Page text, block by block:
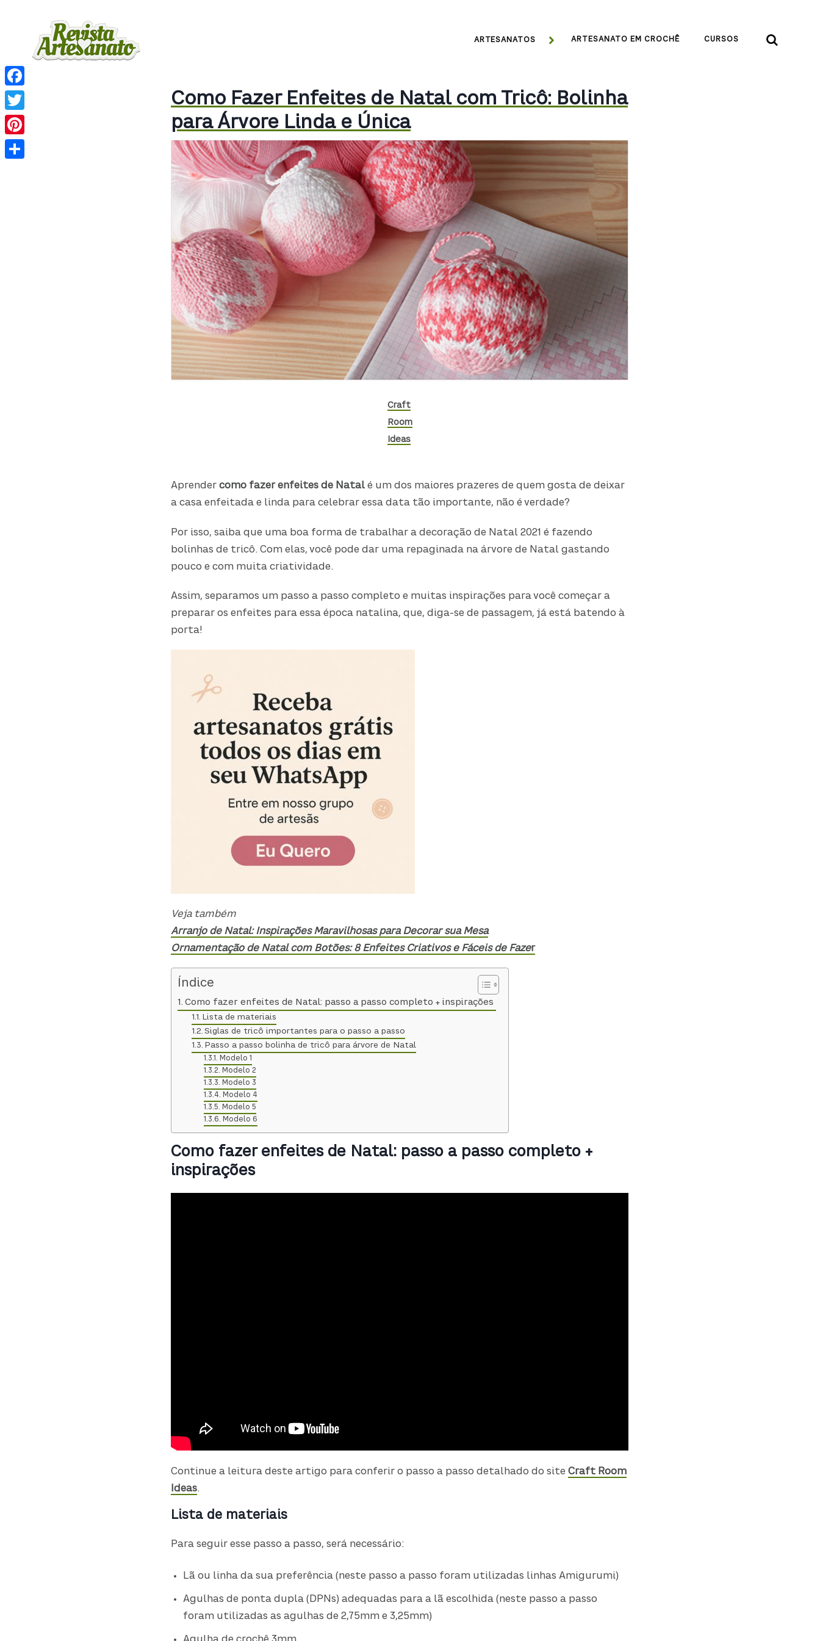
ARTESANATOS  ARTESANATO EM CROCHÊ CURSOS 
Como Fazer Enfeites de Natal com Tricô: Bolinha
para Árvore Linda e Única
Craft
Room
Ideas
Aprender como fazer enfeites de Natal é um dos maiores prazeres de quem gosta de deixar
a casa enfeitada e linda para celebrar essa data tão importante, não é verdade?
Por isso, saiba que uma boa forma de trabalhar a decoração de Natal 2021 é fazendo
bolinhas de tricô. Com elas, você pode dar uma repaginada na árvore de Natal gastando
pouco e com muita criatividade.
Assim, separamos um passo a passo completo e muitas inspirações para você começar a
preparar os enfeites para essa época natalina, que, diga-se de passagem, já está batendo à
porta!
Veja também
Arranjo de Natal: Inspirações Maravilhosas para Decorar sua Mesa
Ornamentação de Natal com Botões: 8 Enfeites Criativos e Fáceis de Fazer
Índice
Como fazer enfeites de Natal: passo a passo completo + inspirações
Lista de materiais
Siglas de tricô importantes para o passo a passo
Passo a passo bolinha de tricô para árvore de Natal
Modelo 1
Modelo 2
Modelo 3
Modelo 4
Modelo 5
Modelo 6
Como fazer enfeites de Natal: passo a passo completo +
inspirações
Continue a leitura deste artigo para conferir o passo a passo detalhado do site Craft Room
Ideas.
Lista de materiais
Para seguir esse passo a passo, será necessário:
Lã ou linha da sua preferência (neste passo a passo foram utilizadas linhas Amigurumi)
Agulhas de ponta dupla (DPNs) adequadas para a lã escolhida (neste passo a passo
foram utilizadas as agulhas de 2,75mm e 3,25mm)
Facebook
Twitter
Pinterest